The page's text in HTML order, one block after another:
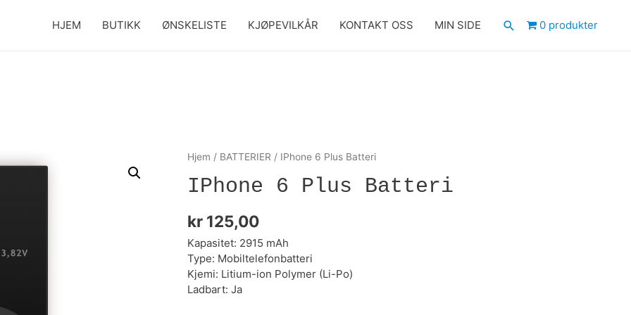
HJEM BUTIKK ØNSKELISTE KJØPEVILKÅR KONTAKT OSS MIN SIDE Søk 0 produkter
Hjem / BATTERIER / IPhone 6 Plus Batteri
IPhone 6 Plus Batteri
kr 125,00
Kapasitet: 2915 mAh
Type: Mobiltelefonbatteri
Kjemi: Litium-ion Polymer (Li-Po)
Ladbart: Ja